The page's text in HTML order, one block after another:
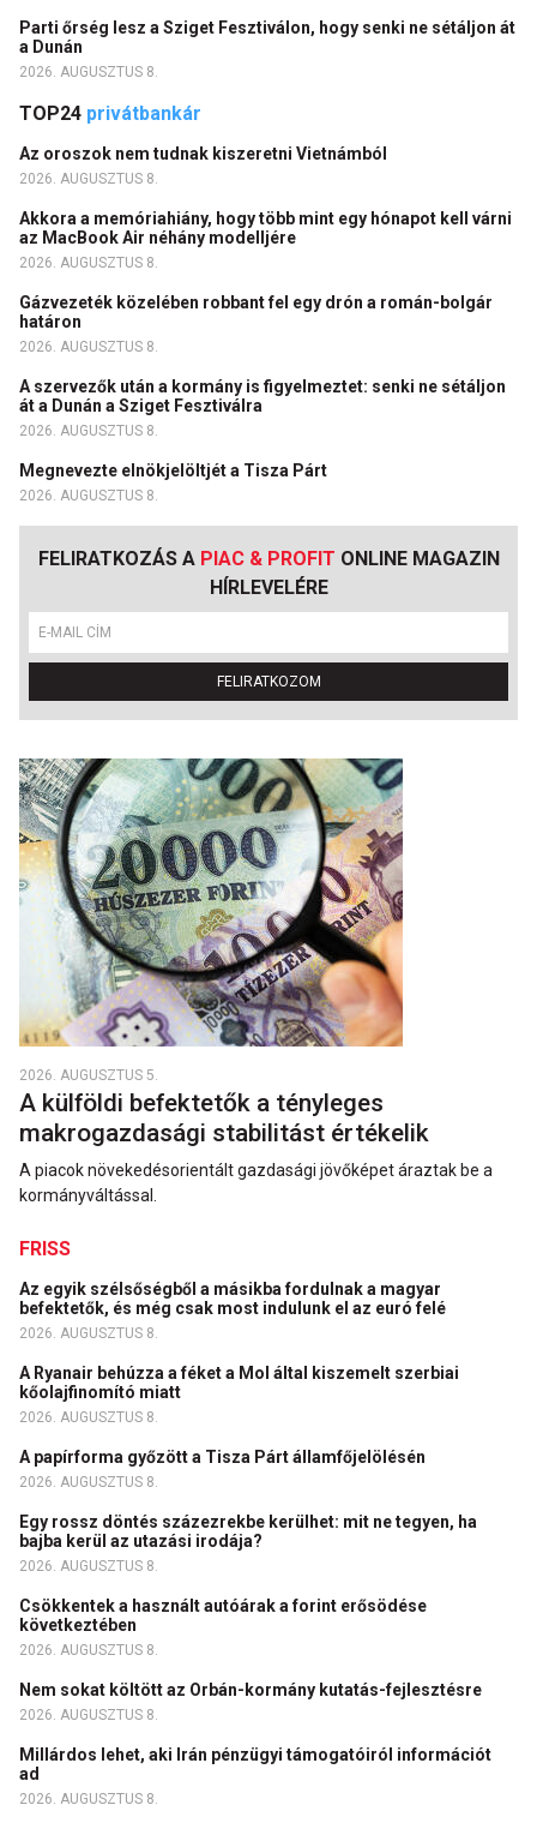
Parti őrség lesz a Sziget Fesztiválon, hogy senki ne sétáljon át
a Dunán
2026. AUGUSZTUS 8.
TOP24 privátbankár
Az oroszok nem tudnak kiszeretni Vietnámból
2026. AUGUSZTUS 8.
Akkora a memóriahiány, hogy több mint egy hónapot kell várni
az MacBook Air néhány modelljére
2026. AUGUSZTUS 8.
Gázvezeték közelében robbant fel egy drón a román-bolgár
határon
2026. AUGUSZTUS 8.
A szervezők után a kormány is figyelmeztet: senki ne sétáljon
át a Dunán a Sziget Fesztiválra
2026. AUGUSZTUS 8.
Megnevezte elnökjelöltjét a Tisza Párt
2026. AUGUSZTUS 8.
FELIRATKOZÁS A PIAC & PROFIT ONLINE MAGAZIN
HÍRLEVELÉRE
FELIRATKOZOM
2026. AUGUSZTUS 5.
A külföldi befektetők a tényleges
makrogazdasági stabilitást értékelik
A piacok növekedésorientált gazdasági jövőképet áraztak be a
kormányváltással.
FRISS
Az egyik szélsőségből a másikba fordulnak a magyar
befektetők, és még csak most indulunk el az euró felé
2026. AUGUSZTUS 8.
A Ryanair behúzza a féket a Mol által kiszemelt szerbiai
kőolajfinomító miatt
2026. AUGUSZTUS 8.
A papírforma győzött a Tisza Párt államfőjelölésén
2026. AUGUSZTUS 8.
Egy rossz döntés százezrekbe kerülhet: mit ne tegyen, ha
bajba kerül az utazási irodája?
2026. AUGUSZTUS 8.
Csökkentek a használt autóárak a forint erősödése
következtében
2026. AUGUSZTUS 8.
Nem sokat költött az Orbán-kormány kutatás-fejlesztésre
2026. AUGUSZTUS 8.
Millárdos lehet, aki Irán pénzügyi támogatóiról információt
ad
2026. AUGUSZTUS 8.